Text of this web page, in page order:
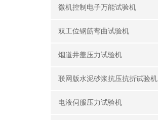
微机控制电子万能试验机
双工位钢筋弯曲试验机
烟道井盖压力试验机
联网版水泥砂浆抗压抗折试验机
电液伺服压力试验机